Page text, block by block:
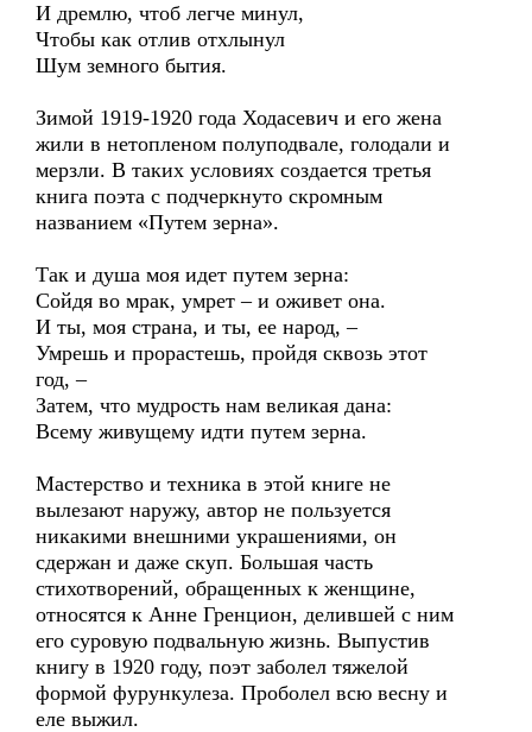
И дремлю, чтоб легче минул,
Чтобы как отлив отхлынул
Шум земного бытия.
Зимой 1919-1920 года Ходасевич и его жена
жили в нетопленом полуподвале, голодали и
мерзли. В таких условиях создается третья
книга поэта с подчеркнуто скромным
названием «Путем зерна».
Так и душа моя идет путем зерна:
Сойдя во мрак, умрет – и оживет она.
И ты, моя страна, и ты, ее народ, –
Умрешь и прорастешь, пройдя сквозь этот
год, –
Затем, что мудрость нам великая дана:
Всему живущему идти путем зерна.
Мастерство и техника в этой книге не
вылезают наружу, автор не пользуется
никакими внешними украшениями, он
сдержан и даже скуп. Большая часть
стихотворений, обращенных к женщине,
относятся к Анне Гренцион, делившей с ним
его суровую подвальную жизнь. Выпустив
книгу в 1920 году, поэт заболел тяжелой
формой фурункулеза. Проболел всю весну и
еле выжил.